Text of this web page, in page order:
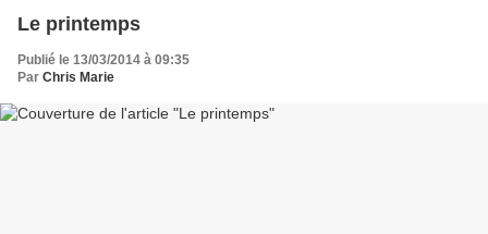
Le printemps
Publié le 13/03/2014 à 09:35
Par Chris Marie